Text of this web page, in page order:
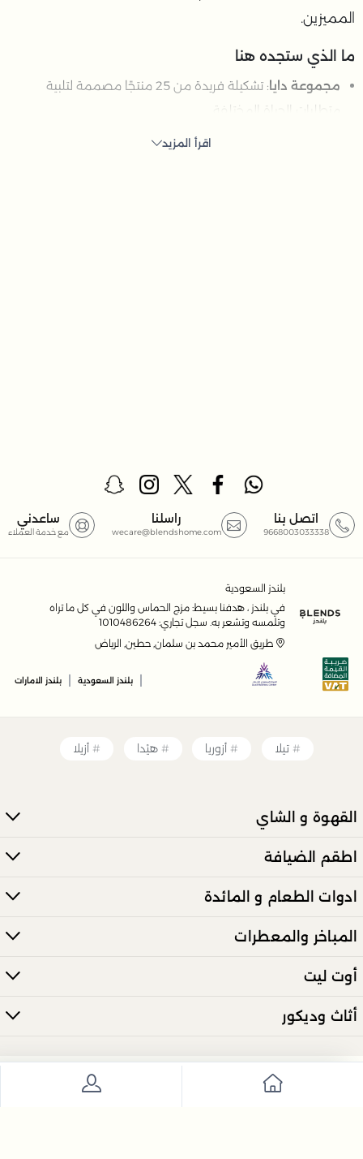
المميزين.
ما الذي ستجده هنا
مجموعة دايا
: تشكيلة فريدة من 25 منتجًا مصممة لتلبية
متطلبات الحياة المختلفة.
والأناقة في مشترياتهم.
اقرأ المزيد
اتصل بنا
9668003033338
راسلنا
wecare@blendshome.com
ساعدني
مع خدمة العملاء
بلندز السعودية
في بلندز ، هدفنا بسيط: مزج الحماس واللون في كل ما تراه
وتلمسه وتشعر به. سجل تجاري: 1010486264
طريق الأمير محمد بن سلمان, حطين, الرياض
بلندز السعودية بلندز الامارات
تيلا أزوريا هيْدا أزيلا
القهوة و الشاي
اطقم الضيافة
ادوات الطعام و المائدة
المباخر والمعطرات
أوت ليت
أثاث وديكور
انضم إلى نشرتنا الإخبارية الآن